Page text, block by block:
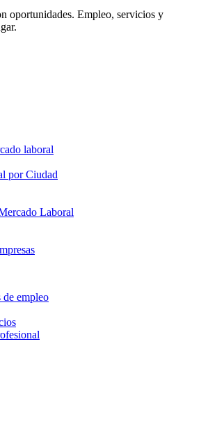
oportunidades. Empleo, servicios y
laboral
por Ciudad
Laboral
de empleo